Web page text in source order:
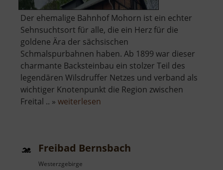
Der ehemalige Bahnhof Mohorn ist ein echter
Sehnsuchtsort für alle, die ein Herz für die
goldene Ära der sächsischen
Schmalspurbahnen haben. Ab 1899 war dieser
charmante Backsteinbau ein stolzer Teil des
legendären Wilsdruffer Netzes und verband als
wichtiger Knotenpunkt die Region zwischen
Freital .. » weiterlesen
Freibad Bernsbach
Westerzgebirge